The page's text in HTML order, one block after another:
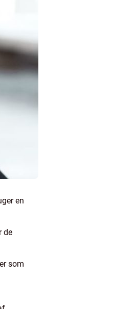
en
de
som